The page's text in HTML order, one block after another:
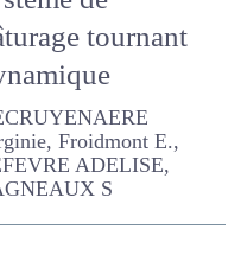
de
tournant
Virginie,
E., LEFEVRE
LAGNEAUX S